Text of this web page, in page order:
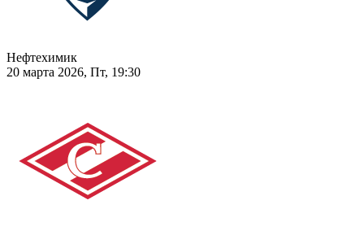
Нефтехимик
20 марта 2026, Пт, 19:30